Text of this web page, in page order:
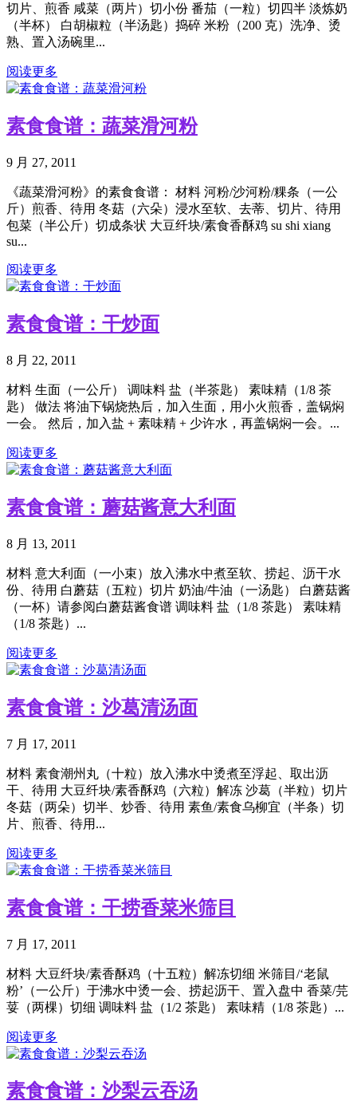
切片、煎香 咸菜（两片）切小份 番茄（一粒）切四半 淡炼奶
（半杯） 白胡椒粒（半汤匙）捣碎 米粉（200 克）洗净、烫
熟、置入汤碗里...
阅读更多
素食食谱：蔬菜滑河粉
9 月 27, 2011
《蔬菜滑河粉》的素食食谱： 材料 河粉/沙河粉/粿条（一公
斤）煎香、待用 冬菇（六朵）浸水至软、去蒂、切片、待用
包菜（半公斤）切成条状 大豆纤块/素食香酥鸡 su shi xiang
su...
阅读更多
素食食谱：干炒面
8 月 22, 2011
材料 生面（一公斤） 调味料 盐（半茶匙） 素味精（1/8 茶
匙） 做法 将油下锅烧热后，加入生面，用小火煎香，盖锅焖
一会。 然后，加入盐 + 素味精 + 少许水，再盖锅焖一会。...
阅读更多
素食食谱：蘑菇酱意大利面
8 月 13, 2011
材料 意大利面（一小束）放入沸水中煮至软、捞起、沥干水
份、待用 白蘑菇（五粒）切片 奶油/牛油（一汤匙） 白蘑菇酱
（一杯）请参阅白蘑菇酱食谱 调味料 盐（1/8 茶匙） 素味精
（1/8 茶匙）...
阅读更多
素食食谱：沙葛清汤面
7 月 17, 2011
材料 素食潮州丸（十粒）放入沸水中烫煮至浮起、取出沥
干、待用 大豆纤块/素香酥鸡（六粒）解冻 沙葛（半粒）切片
冬菇（两朵）切半、炒香、待用 素鱼/素食乌柳宜（半条）切
片、煎香、待用...
阅读更多
素食食谱：干捞香菜米筛目
7 月 17, 2011
材料 大豆纤块/素香酥鸡（十五粒）解冻切细 米筛目/‘老鼠
粉’（一公斤）于沸水中烫一会、捞起沥干、置入盘中 香菜/芫
荽（两棵）切细 调味料 盐（1/2 茶匙） 素味精（1/8 茶匙）...
阅读更多
素食食谱：沙梨云吞汤